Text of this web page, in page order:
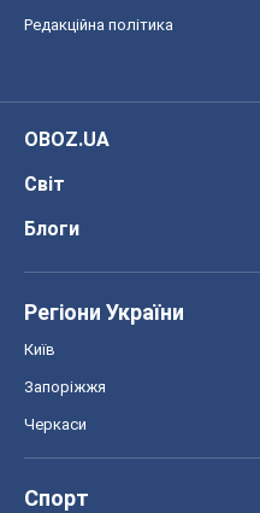
Редакційна політика
OBOZ.UA
Світ
Блоги
Регіони України
Київ
Запоріжжя
Черкаси
Спорт